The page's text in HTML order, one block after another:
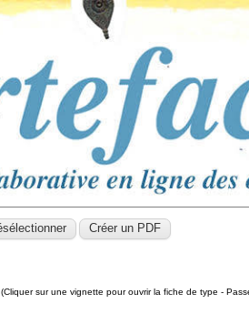
(Cliquer sur une vignette pour ouvrir la fiche de type -